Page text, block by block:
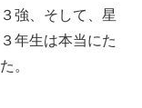
強、そして、星
年生は本当にた
。